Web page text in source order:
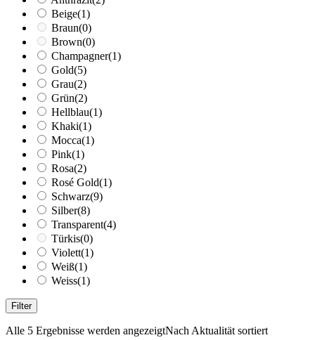
Beige(1)
Braun(0)
Brown(0)
Champagner(1)
Gold(5)
Grau(2)
Grün(2)
Hellblau(1)
Khaki(1)
Mocca(1)
Pink(1)
Rosa(2)
Rosé Gold(1)
Schwarz(9)
Silber(8)
Transparent(4)
Türkis(0)
Violett(1)
Weiß(1)
Weiss(1)
Filter
Alle 5 Ergebnisse werden angezeigtNach Aktualität sortiert